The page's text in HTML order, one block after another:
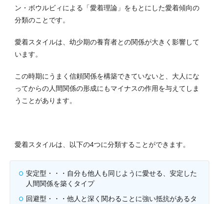
ン・ボウルビィによる「愛着理論」をもとにした愛着傾向の
分類のことです。
愛着スタイルは、幼少期の養育者との関係が大きく影響して
います。
この時期にうまく信頼関係を構築できていないと、大人にな
ってからの人間関係の形成にもマイナスの作用を与えてしま
うことがあります。
愛着スタイルは、以下の4つに分類することができます。
安定型・・・自分も他人も同じように愛せる、安定した
人間関係を築くタイプ
回避型・・・他人と深く関わることに強い抵抗があるタ